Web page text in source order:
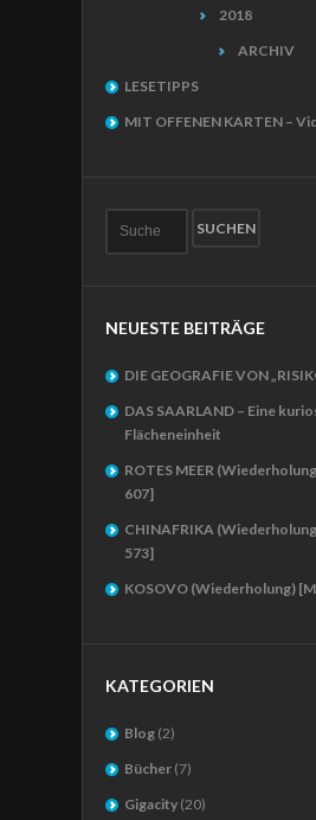
2018
ARCHIV
LESETIPPS
MIT OFFENEN KARTEN –
NEUESTE BEITRÄGE
DIE GEOGRAFIE VON
DAS SAARLAND – Eine
Flächeneinheit
ROTES MEER
607]
CHINAFRIKA
573]
KOSOVO (Wiederholung)
KATEGORIEN
Blog (2)
Bücher (7)
Gigacity (20)